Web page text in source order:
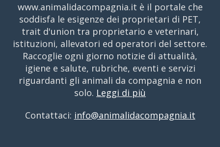
www.animalidacompagnia.it è il portale che
soddisfa le esigenze dei proprietari di PET,
trait d'union tra proprietario e veterinari,
istituzioni, allevatori ed operatori del settore.
Raccoglie ogni giorno notizie di attualità,
igiene e salute, rubriche, eventi e servizi
riguardanti gli animali da compagnia e non
solo. Leggi di più
Contattaci: info@animalidacompagnia.it